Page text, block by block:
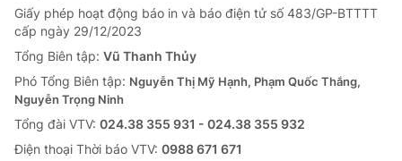
Giấy phép hoạt động báo in và báo điện tử số 483/GP-BTTTT
cấp ngày 29/12/2023
Tổng Biên tập: Vũ Thanh Thủy
Phó Tổng Biên tập: Nguyễn Thị Mỹ Hạnh, Phạm Quốc Thắng,
Nguyễn Trọng Ninh
Tổng đài VTV: 024.38 355 931 - 024.38 355 932
Ðiện thoại Thời báo VTV: 0988 671 671